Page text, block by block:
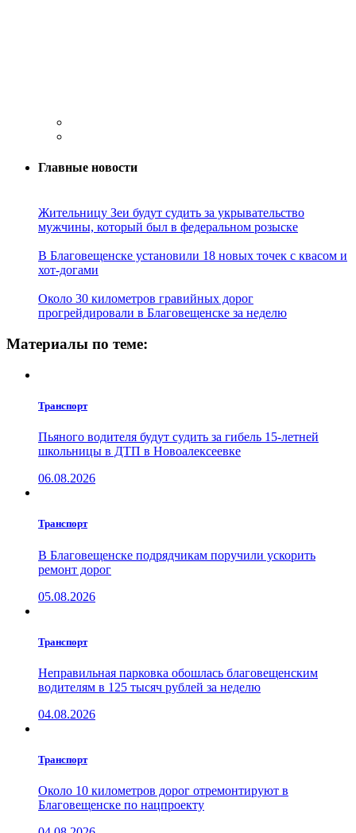
Главные новости
Жительницу Зеи будут судить за укрывательство
мужчины, который был в федеральном розыске
В Благовещенске установили 18 новых точек с квасом и
хот-догами
Около 30 километров гравийных дорог
прогрейдировали в Благовещенске за неделю
Материалы по теме:
Транспорт
Пьяного водителя будут судить за гибель 15-летней
школьницы в ДТП в Новоалексеевке
06.08.2026
Транспорт
В Благовещенске подрядчикам поручили ускорить
ремонт дорог
05.08.2026
Транспорт
Неправильная парковка обошлась благовещенским
водителям в 125 тысяч рублей за неделю
04.08.2026
Транспорт
Около 10 километров дорог отремонтируют в
Благовещенске по нацпроекту